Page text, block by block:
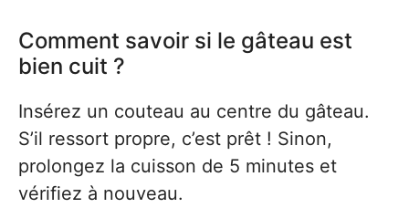
Comment savoir si le gâteau est
bien cuit ?
Insérez un couteau au centre du gâteau.
S’il ressort propre, c’est prêt ! Sinon,
prolongez la cuisson de 5 minutes et
vérifiez à nouveau.